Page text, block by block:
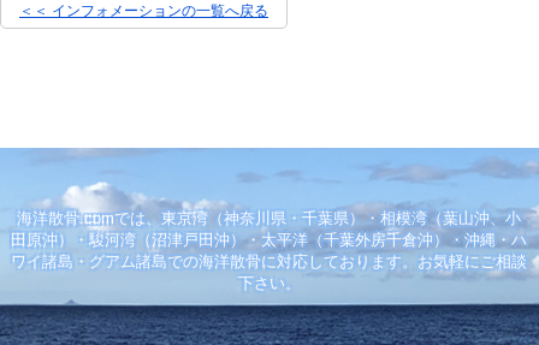
＜＜ インフォメーションの一覧へ戻る
海洋散骨.comでは、東京湾（神奈川県・千葉県）・相模湾（葉山沖、小
田原沖）・駿河湾（沼津戸田沖）・太平洋（千葉外房千倉沖）・沖縄・ハ
ワイ諸島・グアム諸島での海洋散骨に対応しております。お気軽にご相談
下さい。